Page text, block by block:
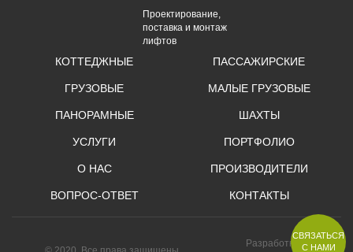
Проектирование,
поставка и монтаж
лифтов
КОТТЕДЖНЫЕ ПАССАЖИРСКИЕ
ГРУЗОВЫЕ МАЛЫЕ ГРУЗОВЫЕ
ПАНОРАМНЫЕ ШАХТЫ
УСЛУГИ ПОРТФОЛИО
О НАС ПРОИЗВОДИТЕЛИ
ВОПРОС-ОТВЕТ КОНТАКТЫ
Разработка
СВЯЗАТЬСЯ
С НАМИ